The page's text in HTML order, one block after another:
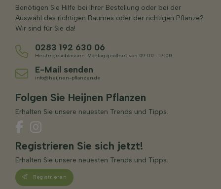
Benötigen Sie Hilfe bei Ihrer Bestellung oder bei der
Auswahl des richtigen Baumes oder der richtigen Pflanze?
Wir sind für Sie da!
0283 192 630 06
Heute geschlossen. Montag geöffnet von 09:00 - 17:00
E-Mail senden
info@heijnen-pflanzen.de
Folgen Sie Heijnen Pflanzen
Erhalten Sie unsere neuesten Trends und Tipps.
Registrieren Sie sich jetzt!
Erhalten Sie unsere neuesten Trends und Tipps.
Registrieren